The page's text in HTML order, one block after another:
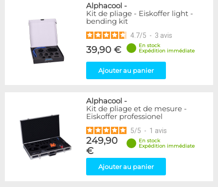
Alphacool -
Kit de pliage - Eiskoffer light -
bending kit
4.7/5 - 3 avis
39,90 €
En stock
Expédition immédiate
Ajouter au panier
Alphacool -
Kit de pliage et de mesure -
Eiskoffer professionel
5/5 - 1 avis
249,90
€
En stock
Expédition immédiate
Ajouter au panier